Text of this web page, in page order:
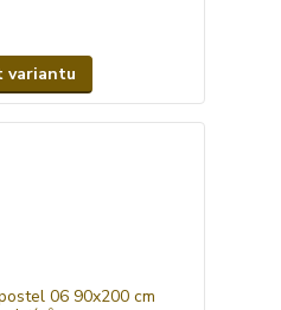
variantu